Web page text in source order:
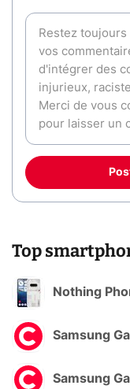
Top
Nothing
Samsung
Samsung